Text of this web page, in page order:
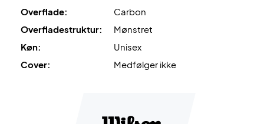
Farve: Sort og blå!
Overflade:
Carbon
Overfladestruktur:
Mønstret
Køn:
Unisex
Cover:
Medfølger ikke